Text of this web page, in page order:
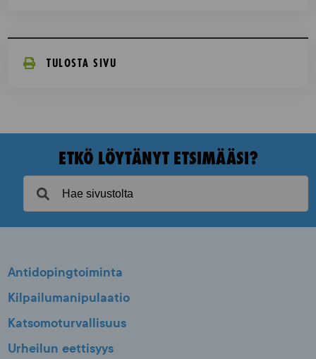
TULOSTA SIVU
ETKÖ LÖYTÄNYT ETSIMÄÄSI?
Antidopingtoiminta
Kilpailumanipulaatio
Katsomoturvallisuus
Urheilun eettisyys